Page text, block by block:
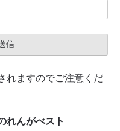
れますのでご注意くだ
れんがべスト